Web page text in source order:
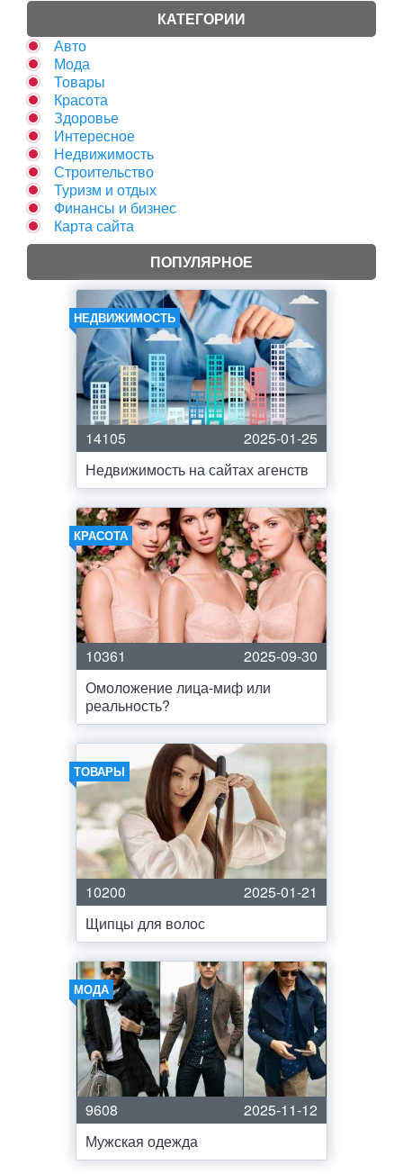
КАТЕГОРИИ
Авто
Мода
Товары
Красота
Здоровье
Интересное
Недвижимость
Строительство
Туризм и отдых
Финансы и бизнес
Карта сайта
ПОПУЛЯРНОЕ
НЕДВИЖИМОСТЬ
14105
2025-01-25
Недвижимость на сайтах агенств
КРАСОТА
10361
2025-09-30
Омоложение лица-миф или
реальность?
ТОВАРЫ
10200
2025-01-21
Щипцы для волос
МОДА
9608
2025-11-12
Мужская одежда